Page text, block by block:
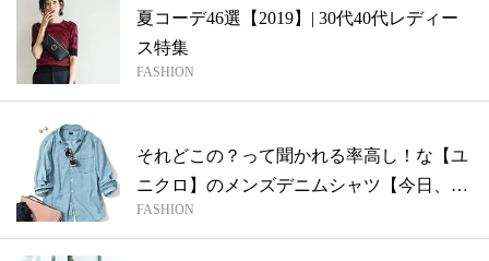
夏コーデ46選【2019】| 30代40代レディー
ス特集
FASHION
それどこの？って聞かれる率高し！な【ユ
ニクロ】のメンズデニムシャツ【今日、何
着る...
FASHION